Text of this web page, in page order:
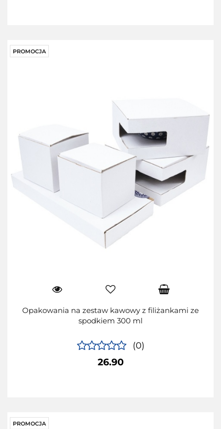
PROMOCJA
Opakowania na zestaw kawowy z filiżankami ze
spodkiem 300 ml
(0)
26.90
PROMOCJA